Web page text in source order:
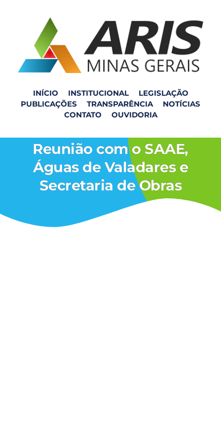
INÍCIO INSTITUCIONAL
LEGISLAÇÃO
PUBLICAÇÕES
TRANSPARÊNCIA
NOTÍCIAS
CONTATO
OUVIDORIA
Visita ao município de
Reunião com o SAAE,
Águas de Valadares e
Secretaria de Obras